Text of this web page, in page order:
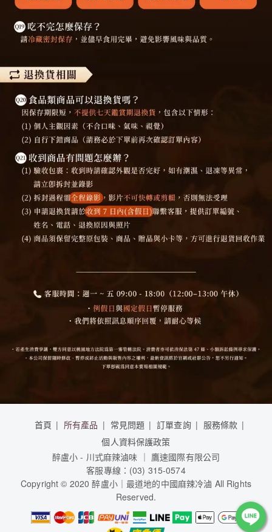
首頁 所有產品 常見問題 訂單查詢
服務條款
個人資料保護政策
醉盧小 - 川式麻辣滷味 ｜ 鷹速國際有限公司
客服專線：(03) 315-0574
Copyright © 2020 醉盧小｜最道地的中國麻辣冷滷 All Rights
Reserved.